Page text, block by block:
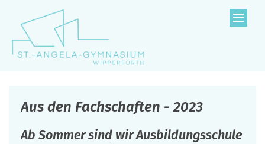
Zum Inhalt springen
Aus den Fachschaften - 2023
Ab Sommer sind wir Ausbildungsschule